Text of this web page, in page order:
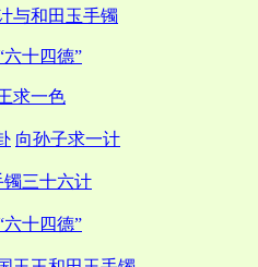
与和田玉手镯
六十四德”
求一色
向孙子求一计
镯三十六计
六十四德”